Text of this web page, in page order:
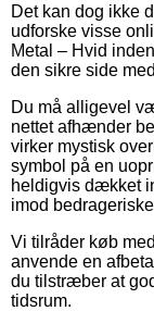
Det kan dog ikke
udforske visse
Metal – Hvid
den sikre side
Du må alligevel
nettet afhænder
virker mystisk
symbol på en
heldigvis dækket
imod
Vi tilråder køb
anvende en
du tilstræber at
tidsrum.